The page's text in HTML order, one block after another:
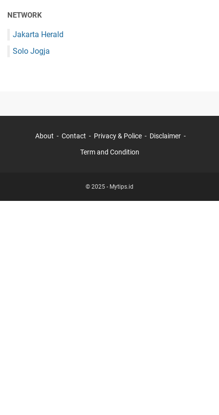
NETWORK
Jakarta Herald
Solo Jogja
About Contact Privacy & Police Disclaimer
Term and Condition
© 2025 - Mytips.id